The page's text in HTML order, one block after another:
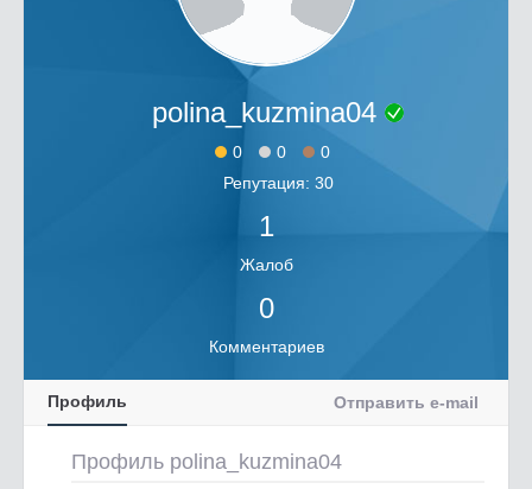
polina_kuzmina04
0 0
0
Репутация: 30
1
Жалоб
0
Комментариев
Профиль Отправить e-mail
Профиль polina_kuzmina04